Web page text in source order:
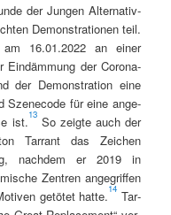
der Jun­gen Alter­na­tiv­
Demon­stra­tio­nen teil.
16.01.2022 an ein­er
Eindäm­mung der Coro­na-
der Demon­stra­tion eine
Szenecode für eine ange­
ist.13So zeigte auch der
Tar­rant das Zeichen
nach­dem er 2019 in
Zen­tren ange­grif­f­en
getötet hat­te.14 Tar­